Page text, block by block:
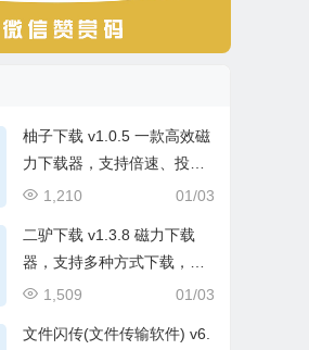
柚子下载 v1.0.5 一款高效磁
力下载器，支持倍速、投
屏，解锁会员版
01/03
1,210
二驴下载 v1.3.8 磁力下载
器，支持多种方式下载，去
广告解锁会员版
01/03
1,509
文件闪传(文件传输软件) v6.